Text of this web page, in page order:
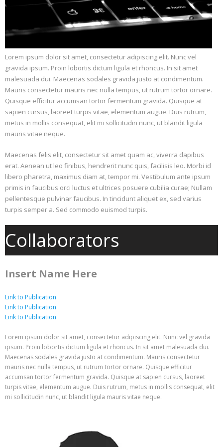
Lorem ipsum dolor sit amet, consectetur adipiscing elit. Nunc vel
gravida ipsum. Proin lobortis dictum ligula et rhoncus. In sit amet
malesuada dui. Maecenas sodales gravida justo at condimentum.
Mauris consectetur mauris nec nulla tempus, ut rutrum tortor ornare.
Quisque efficitur accumsan tortor fermentum gravida. Quisque at
sapien cursus, laoreet turpis vitae, elementum augue. Duis rutrum,
metus in mollis consequat, elit mi sollicitudin nunc, ut blandit ligula
mauris vitae neque.
Maecenas felis elit, consectetur sit amet quam ac, viverra dapibus
erat. Aenean ut leo finibus, hendrerit nunc quis, facilisis leo. Morbi id
libero pharetra, maximus diam at, tempor mi. Vestibulum ante ipsum
primis in faucibus orci luctus et ultrices posuere cubilia curae; Nullam
pellentesque pulvinar faucibus. In tincidunt aliquet ex, sed varius
turpis semper a. Sed commodo euismod turpis.
Collaborators
Insert Name Here
Link to Publication
Link to Publication
Link to Publication
Lorem ipsum dolor sit amet, consectetur adipiscing elit. Nunc vel gravida
ipsum. Proin lobortis dictum ligula et rhoncus. In sit amet malesuada dui.
Maecenas sodales gravida justo at condimentum. Mauris consectetur
mauris nec nulla tempus, ut rutrum tortor ornare. Quisque efficitur
accumsan tortor fermentum gravida. Quisque at sapien cursus, laoreet
turpis vitae, elementum augue. Duis rutrum, metus in mollis consequat, elit
mi sollicitudin nunc, ut blandit ligula mauris vitae neque.